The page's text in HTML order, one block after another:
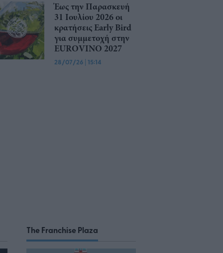
Έως την Παρασκευή
31 Ιουλίου 2026 οι
κρατήσεις Early Bird
για συμμετοχή στην
EUROVINO 2027
28/07/26 | 15:14
The Franchise Plaza